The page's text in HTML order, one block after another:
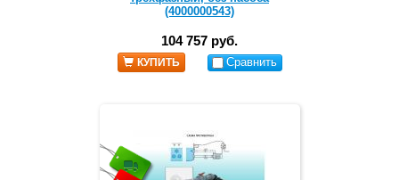
(4000000543)
104 757 руб.
КУПИТЬ Сравнить